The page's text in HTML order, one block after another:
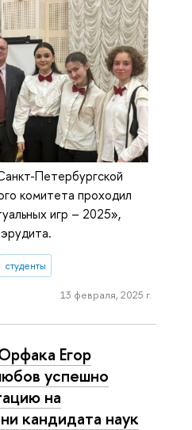
Петербургской
комитета проходил
игр – 2025»,
студенты
13 февраля, 2025 г.
Егор
успешно
на
кандидата наук